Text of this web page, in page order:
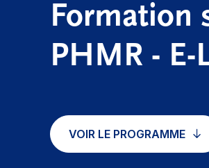
Formation
PHMR - E-
VOIR LE PROGRAMME